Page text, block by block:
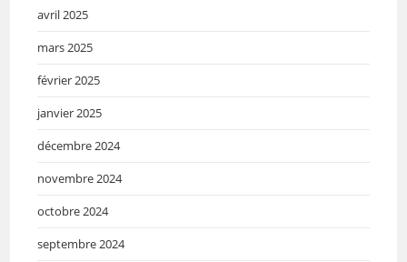
avril 2025
mars 2025
février 2025
janvier 2025
décembre 2024
novembre 2024
octobre 2024
septembre 2024